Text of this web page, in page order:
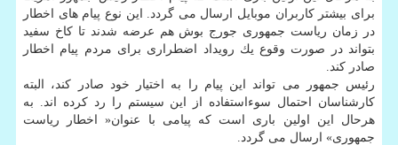
برای بیشتر كاربران موبایل ارسال می گردد. این نوع پیام های اخطار
در زمان ریاست جمهوری جورج بوش هم عرضه شدند تا كاخ سفید
بتواند در صورت وقوع یك رویداد اضطراری برای مردم پیام اخطار
صادر كند.
رئیس جمهور می تواند این پیام را به اختیار خود صادر كند، البته
كارشناسان احتمال سوءاستفاده از این سیستم را رد كرده اند. به
هرحال این اولین باری است كه پیامی با عنوان« اخطار ریاست
جمهوری» ارسال می گردد.